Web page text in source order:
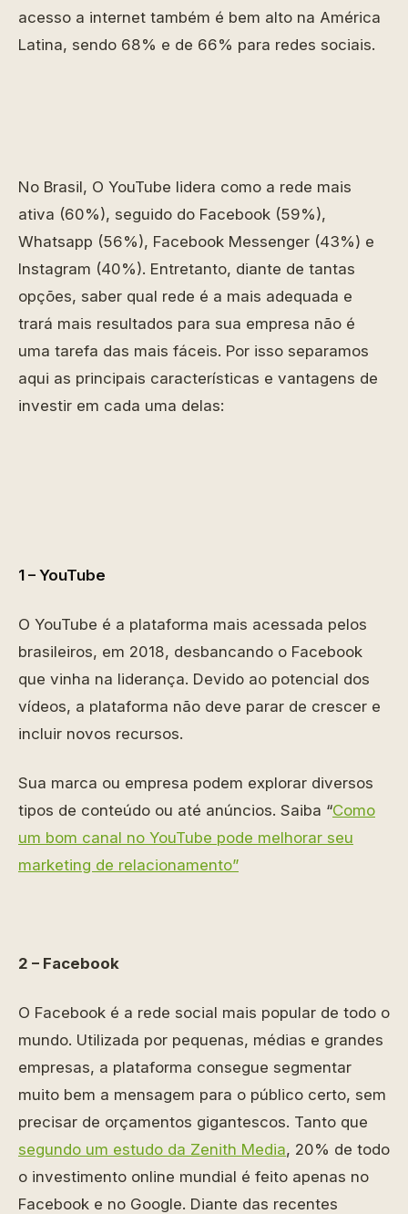
acesso a internet também é bem alto na América
Latina, sendo 68% e de 66% para redes sociais.
No Brasil, O YouTube lidera como a rede mais
ativa (60%), seguido do Facebook (59%),
Whatsapp (56%), Facebook Messenger (43%) e
Instagram (40%). Entretanto, diante de tantas
opções, saber qual rede é a mais adequada e
trará mais resultados para sua empresa não é
uma tarefa das mais fáceis. Por isso separamos
aqui as principais características e vantagens de
investir em cada uma delas:
1 – YouTube
O YouTube é a plataforma mais acessada pelos
brasileiros, em 2018, desbancando o Facebook
que vinha na liderança. Devido ao potencial dos
vídeos, a plataforma não deve parar de crescer e
incluir novos recursos.
Sua marca ou empresa podem explorar diversos
tipos de conteúdo ou até anúncios. Saiba “Como
um bom canal no YouTube pode melhorar seu
marketing de relacionamento”
2 – Facebook
O Facebook é a rede social mais popular de todo o
mundo. Utilizada por pequenas, médias e grandes
empresas, a plataforma consegue segmentar
muito bem a mensagem para o público certo, sem
precisar de orçamentos gigantescos. Tanto que
segundo um estudo da Zenith Media, 20% de todo
o investimento online mundial é feito apenas no
Facebook e no Google. Diante das recentes